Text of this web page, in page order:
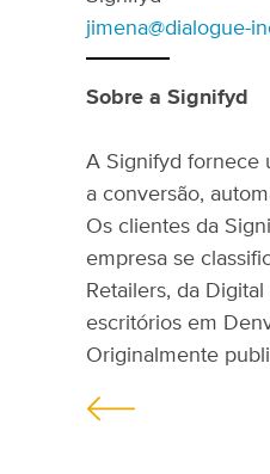
jimena@dialogue-
Sobre a Signifyd
A Signifyd fornece
a conversão,
Os clientes da
empresa se
Retailers, da
escritórios em
Originalmente
P